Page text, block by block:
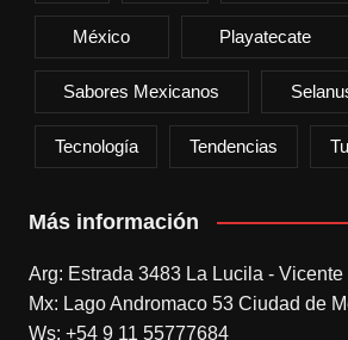
México Playatecate
Sabores Mexicanos
Tecnología Tendencias
Más información
Arg: Estrada 3483 La Lucila - Vicente
Mx: Lago Andromaco 53 Ciudad de
Ws: +54 9 11 55777684